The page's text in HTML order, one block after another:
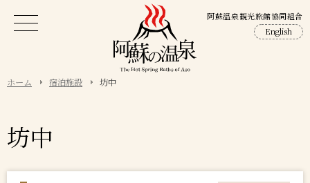
阿蘇温泉観光旅館協同組合
English
ホーム 宿泊施設 坊中
坊中